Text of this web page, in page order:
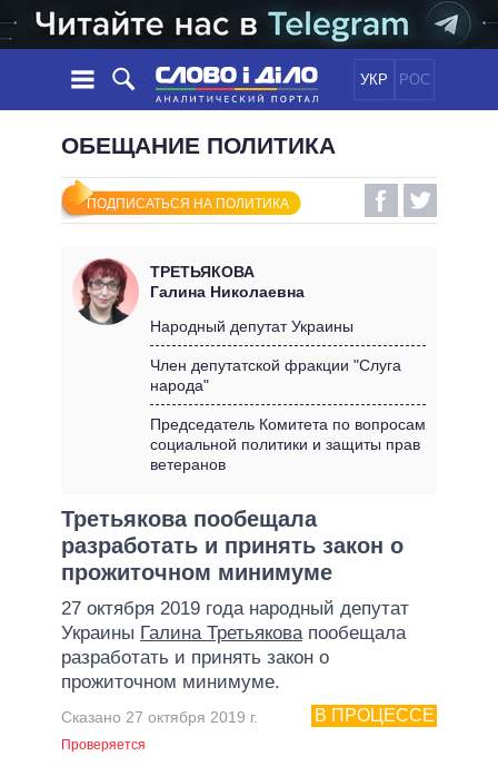
УКР РОС
НОВОСТИ
ЛЕНТА
СОБЫТИЯ
СТАТЬИ
МНЕНИЯ
ОБЗОРЫ
ДАЙДЖЕСТЫ
ПОЛИТИКА
ЭКОНОМИКА
МИР
ОБЕЩАНИЯ
ВСЕ ПОЛИТИКИ
ПРЕЗИДЕНТ И ОФИС
КАБИНЕТ МИНИСТРОВ
ГЛАВЫ ОБЛАДМИНИСТРАЦИЙ
ИНФОГРАФИКА
ВИДЕО
ПОДДЕРЖАТЬ
СРАВНЕНИЕ ПОЛИТИКОВ
ОБЕЩАНИЕ ПОЛИТИКА
ПОДПИСАТЬСЯ НА ПОЛИТИКА
ТРЕТЬЯКОВА
Галина Николаевна
Народный депутат Украины
Член депутатской фракции "Слуга
народа"
Председатель Комитета по вопросам
социальной политики и защиты прав
ветеранов
Третьякова пообещала
разработать и принять закон о
прожиточном минимуме
27 октября 2019 года народный депутат
Украины Галина Третьякова пообещала
разработать и принять закон о
прожиточном минимуме.
В ПРОЦЕССЕ
Сказано 27 октября 2019 г.
Проверяется